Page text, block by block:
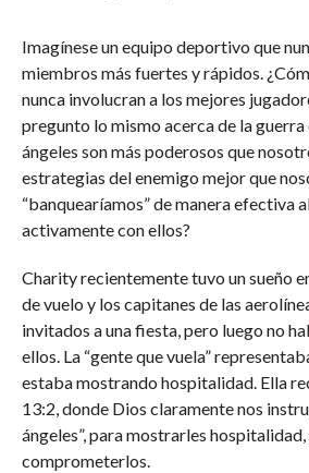
Imagínese un equipo deportivo que
miembros más fuertes y rápidos.
nunca involucran a los mejores
pregunto lo mismo acerca de la guerra
ángeles son más poderosos que
estrategias del enemigo mejor que
“banquearíamos” de manera efectiva
activamente con ellos?
Charity recientemente tuvo un sueño
de vuelo y los capitanes de las
invitados a una fiesta, pero luego no
ellos. La “gente que vuela”
estaba mostrando hospitalidad. Ella
13:2, donde Dios claramente nos
ángeles”, para mostrarles
comprometerlos.